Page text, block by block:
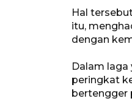
Hal
itu,
dengan
Dalam
peringkat
bertengger